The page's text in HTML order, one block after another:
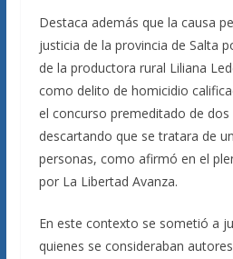
Destaca además que la causa
justicia de la provincia de Salta
de la productora rural Liliana
como delito de homicidio
el concurso premeditado de
descartando que se tratara de
personas, como afirmó en el
por La Libertad Avanza.
En este contexto se sometió a
quienes se consideraban